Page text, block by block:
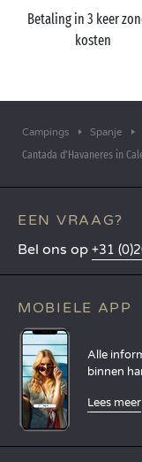
Betaling in 3 keer
kosten
Campings Spanje
Cantada d'Havaneres in
EEN VRAAG?
Bel ons op +31
MOBIELE APP
Alle
binnen
Lees meer